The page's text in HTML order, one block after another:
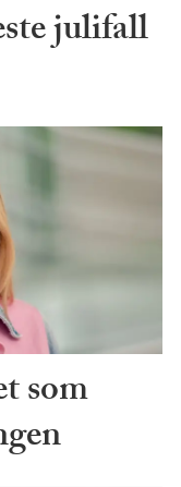
julifall
som